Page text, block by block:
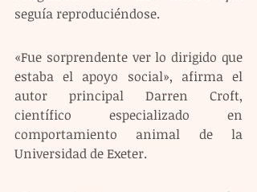
seguía reproduciéndose.
«Fue sorprendente ver lo dirigido que
estaba el apoyo social», afirma el
autor principal Darren Croft,
científico especializado en
comportamiento animal de la
Universidad de Exeter.